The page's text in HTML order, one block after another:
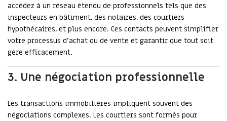
accédez à un réseau étendu de professionnels tels que des
inspecteurs en bâtiment, des notaires, des courtiers
hypothécaires, et plus encore. Ces contacts peuvent simplifier
votre processus d'achat ou de vente et garantir que tout soit
géré efficacement.
3. Une négociation professionnelle
Les transactions immobilières impliquent souvent des
négociations complexes. Les courtiers sont formés pour